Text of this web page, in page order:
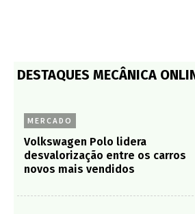
DESTAQUES MECÂNICA
MERCADO
Volkswagen Polo lidera
desvalorização entre os carros
novos mais vendidos